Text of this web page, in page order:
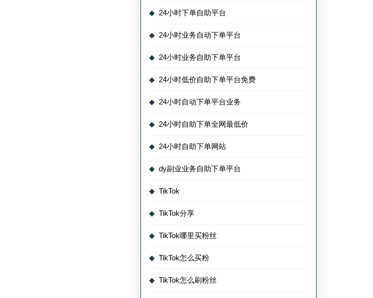
24小时下单自助平台
24小时业务自动下单平台
24小时业务自助下单平台
24小时低价自助下单平台免费
24小时自动下单平台业务
24小时自助下单全网最低价
24小时自助下单网站
dy副业业务自助下单平台
TikTok
TikTok分享
TikTok哪里买粉丝
TikTok怎么买粉
TikTok怎么刷粉丝